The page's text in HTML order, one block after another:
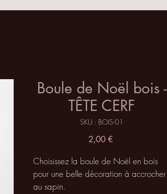
Boule de Noël bois -
TÊTE CERF
SKU : BOIS-01
2,00 €Prix
Choisissez la boule de Noël en bois
pour une belle décoration à accrocher
au sapin.